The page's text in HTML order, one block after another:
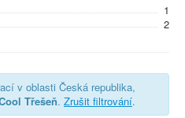
1
2
v oblasti Česká republika,
Třešeň. Zrušit filtrování.